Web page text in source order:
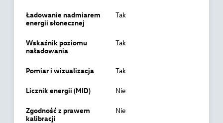
Ładowanie nadmiarem
energii słonecznej
Tak
Wskaźnik poziomu
naładowania
Tak
Pomiar i wizualizacja Tak
Licznik energii (MID) Nie
Zgodność z prawem
kalibracji
Nie